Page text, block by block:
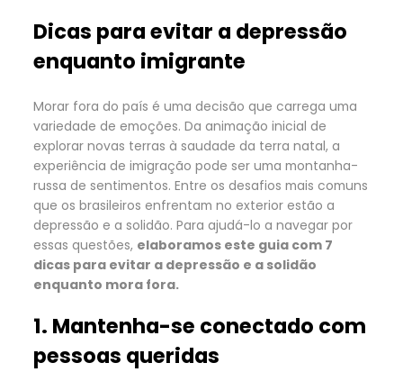
Dicas para evitar a depressão
enquanto imigrante
Morar fora do país é uma decisão que carrega uma
variedade de emoções. Da animação inicial de
explorar novas terras à saudade da terra natal, a
experiência de imigração pode ser uma montanha-
russa de sentimentos. Entre os desafios mais comuns
que os brasileiros enfrentam no exterior estão a
depressão e a solidão. Para ajudá-lo a navegar por
essas questões, elaboramos este guia com 7
dicas para evitar a depressão e a solidão
enquanto mora fora.
1. Mantenha-se conectado com
pessoas queridas